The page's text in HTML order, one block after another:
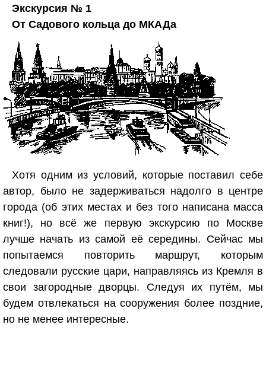
Экскурсия № 1
От Садового кольца до МКАДа
Хотя одним из условий, которые поставил себе
автор, было не задерживаться надолго в центре
города (об этих местах и без того написана масса
книг!), но всё же первую экскурсию по Москве
лучше начать из самой её середины. Сейчас мы
попытаемся повторить маршрут, которым
следовали русские цари, направляясь из Кремля в
свои загородные дворцы. Следуя их путём, мы
будем отвлекаться на сооружения более поздние,
но не менее интересные.